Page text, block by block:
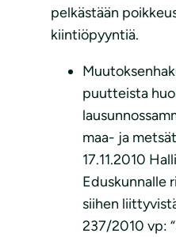
pelkästään
kiintiöpyyntiä.
puutteista
maa- ja
17.11.2010
Eduskunnalle
siihen
237/2010 vp: